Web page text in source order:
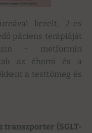
kezelt, 2-es
páciens terápiáját
+ metformin
az éhomi és a
a testtömeg és
(SGLT-